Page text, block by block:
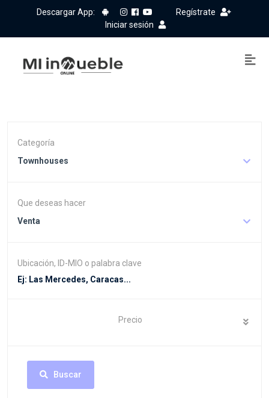
Descargar App:
Regístrate
Iniciar sesión
Categoría
Townhouses
Que deseas hacer
Venta
Ubicación, ID-MIO o palabra clave
Precio
Buscar